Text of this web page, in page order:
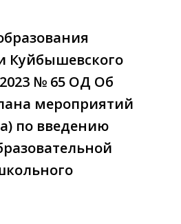
Куйбышевского
№ 65 ОД Об
мероприятий
по введению